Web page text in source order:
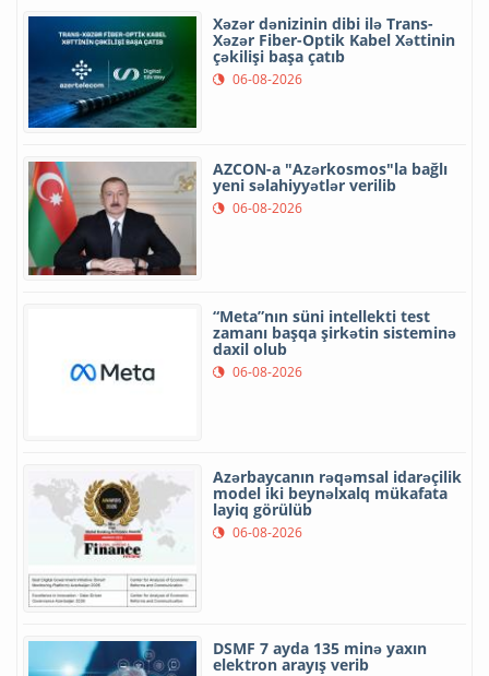
Xəzər dənizinin dibi ilə Trans-
Xəzər Fiber-Optik Kabel Xəttinin
çəkilişi başa çatıb
06-08-2026
AZCON-a "Azərkosmos"la bağlı
yeni səlahiyyətlər verilib
06-08-2026
“Meta”nın süni intellekti test
zamanı başqa şirkətin sisteminə
daxil olub
06-08-2026
Azərbaycanın rəqəmsal idarəçilik
model iki beynəlxalq mükafata
layiq görülüb
06-08-2026
DSMF 7 ayda 135 minə yaxın
elektron arayış verib